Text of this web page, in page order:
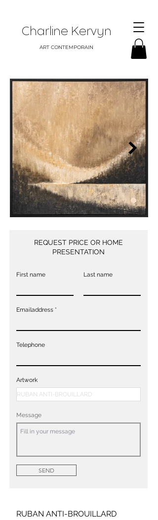
Charline Kervyn
ART CONTEMPORAIN
REQUEST PRICE OR HOME
PRESENTATION
First name Last name
Emailaddress
Telephone
Artwork
Message
SEND
RUBAN ANTI-BROUILLARD